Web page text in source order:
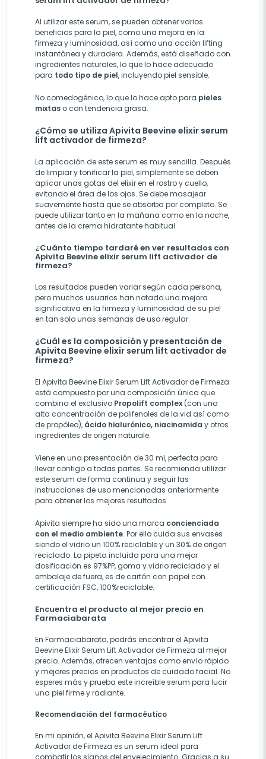
Al utilizar este serum, se pueden obtener varios
beneficios para la piel, como una mejora en la
firmeza y luminosidad, así como una acción lifting
instantánea y duradera. Además, está diseñado con
ingredientes naturales, lo que lo hace adecuado
para todo tipo de piel, incluyendo piel sensible.
No comedogénico, lo que lo hace apto para pieles
mixtas o con tendencia grasa.
¿Cómo se utiliza Apivita Beevine elixir serum
lift activador de firmeza?
La aplicación de este serum es muy sencilla. Después
de limpiar y tonificar la piel, simplemente se deben
aplicar unas gotas del elixir en el rostro y cuello,
evitando el área de los ojos. Se debe masajear
suavemente hasta que se absorba por completo. Se
puede utilizar tanto en la mañana como en la noche,
antes de la crema hidratante habitual.
¿Cuánto tiempo tardaré en ver resultados con
Apivita Beevine elixir serum lift activador de
firmeza?
Los resultados pueden variar según cada persona,
pero muchos usuarios han notado una mejora
significativa en la firmeza y luminosidad de su piel
en tan solo unas semanas de uso regular.
¿Cuál es la composición y presentación de
Apivita Beevine elixir serum lift activador de
firmeza?
El Apivita Beevine Elixir Serum Lift Activador de Firmeza
está compuesto por una composición única que
combina el exclusivo Propolift complex(con una
alta concentración de polifenoles de la vid así como
de propóleo), ácido hialurónico, niacinamida y otros
ingredientes de origen naturale.
Viene en una presentación de 30 ml, perfecta para
llevar contigo a todas partes. Se recomienda utilizar
este serum de forma continua y seguir las
instrucciones de uso mencionadas anteriormente
para obtener los mejores resultados.
Apivita siempre ha sido una marca concienciada
con el medio ambiente. Por ello cuida sus envases
siendo el vidrio un 100% reciclable y un 30% de origen
reciclado. La pipeta incluida para una mejor
dosificación es 97%PP, goma y vidrio reciclado y el
embalaje de fuera, es de cartón con papel con
certificación FSC, 100%reciclable.
Encuentra el producto al mejor precio en
Farmaciabarata
En Farmaciabarata, podrás encontrar el Apivita
Beevine Elixir Serum Lift Activador de Firmeza al mejor
precio. Además, ofrecen ventajas como envío rápido
y mejores precios en productos de cuidado facial. No
esperes más y prueba este increíble serum para lucir
una piel firme y radiante.
Recomendación del farmacéutico
En mi opinión, el Apivita Beevine Elixir Serum Lift
Activador de Firmeza es un serum ideal para